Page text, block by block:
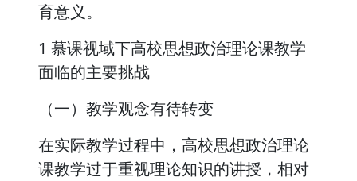
育意义。
1 慕课视域下高校思想政治理论课教学
面临的主要挑战
（一）教学观念有待转变
在实际教学过程中，高校思想政治理论
课教学过于重视理论知识的讲授，相对